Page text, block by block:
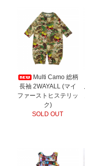
Multi Camo 総柄
長袖 2WAYALL (マイ
ファーストヒステリッ
ク)
SOLD OUT